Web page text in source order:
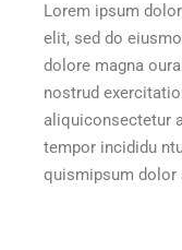
Lorem ipsum
elit, sed do
dolore magna
nostrud
aliquiconsectetur
tempor incididu
quismipsum dolor